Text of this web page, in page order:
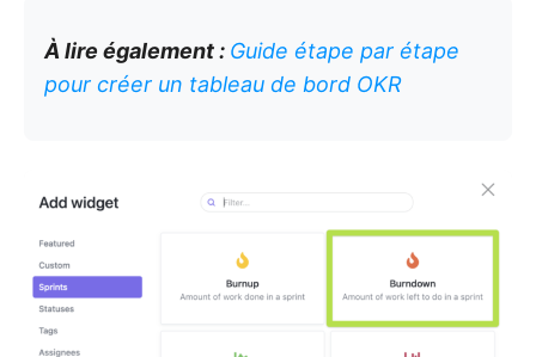
À lire également : Guide étape par étape
pour créer un tableau de bord OKR